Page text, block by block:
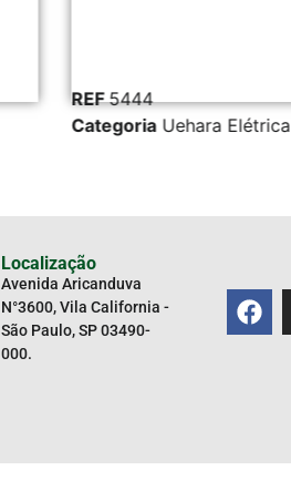
REF5444
Categoria Uehara Elétrica
Localização
Avenida Aricanduva
N°3600, Vila California -
São Paulo, SP 03490-
000.